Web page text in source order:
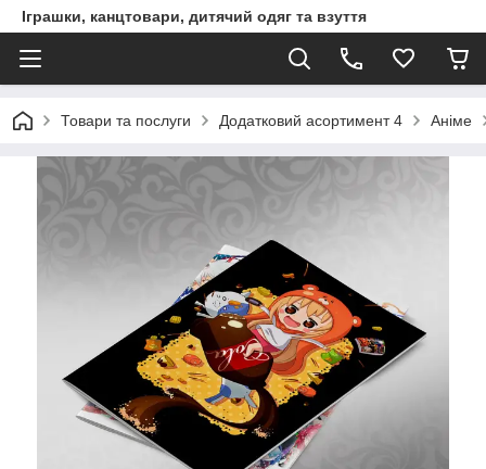
Іграшки, канцтовари, дитячий одяг та взуття
Товари та послуги Додатковий асортимент 4 Аніме